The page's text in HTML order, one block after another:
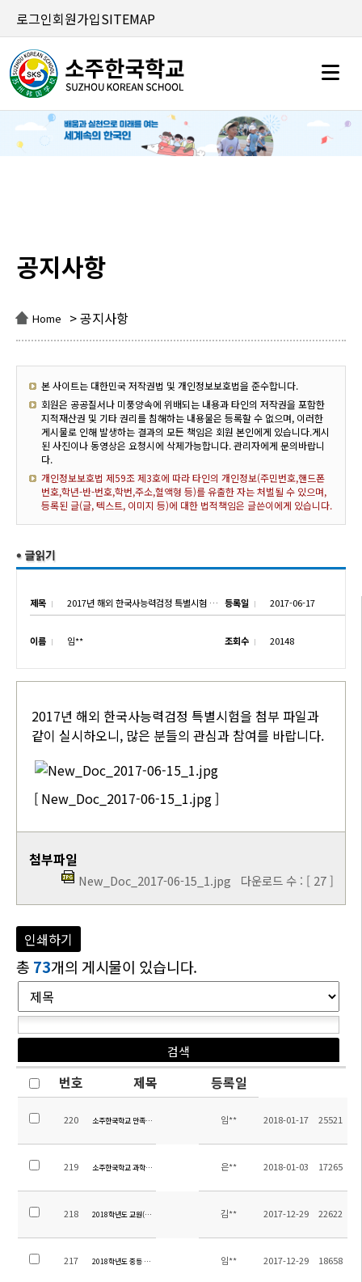
로그인회원가입SITEMAP
공지사항
Home > 공지사항
본 사이트는 대한민국 저작권법 및 개인정보보호법을 준수합니다.
회원은 공공질서나 미풍양속에 위배되는 내용과 타인의 저작권을 포함한
지적재산권 및 기타 권리를 침해하는 내용물은 등록할 수 없으며, 이러한
게시물로 인해 발생하는 결과의 모든 책임은 회원 본인에게 있습니다.게시
된 사진이나 동영상은 요청시에 삭제가능합니다. 관리자에게 문의바랍니
다.
개인정보보호법 제59조 제3호에 따라 타인의 개인정보(주민번호,핸드폰
번호,학년-반-번호,학번,주소,혈액형 등)를 유출한 자는 처벌될 수 있으며,
등록된 글(글, 텍스트, 이미지 등)에 대한 법적책임은 글쓴이에게 있습니다.
제목 2017년 해외 한국사능력검정 특별시험 실시 안내 등록일 2017-06-17
이름 임** 조회수 20148
2017년 해외 한국사능력검정 특별시험을 첨부 파일과
같이 실시하오니, 많은 분들의 관심과 참여를 바랍니다.
[ New_Doc_2017-06-15_1.jpg ]
첨부파일
New_Doc_2017-06-15_1.jpg 다운로드 수 : [ 27 ]
인쇄하기
총 73개의 게시물이 있습니다.
번호 제목 등록일
220 소주한국학교 만족도조사 결과보고-2017학년도 2학기
임** 2018-01-17 25521
219 소주한국학교 과학실 구축 입찰공고 은** 2018-01-03 17265
218 2018학년도 교원(중국어) 채용 공고 김** 2017-12-29 22622
217 2018학년도 중등 중국어과 교재목록 임** 2017-12-29 18658